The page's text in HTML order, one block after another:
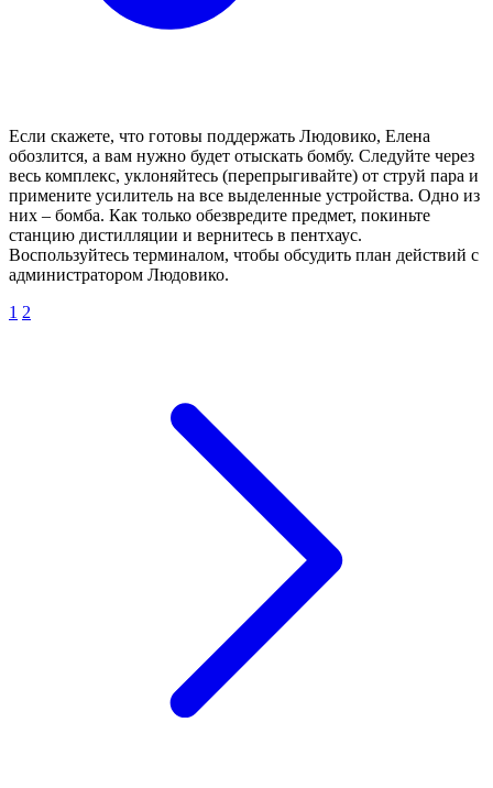
Если скажете, что готовы поддержать Людовико, Елена
обозлится, а вам нужно будет отыскать бомбу. Следуйте через
весь комплекс, уклоняйтесь (перепрыгивайте) от струй пара и
примените усилитель на все выделенные устройства. Одно из
них – бомба. Как только обезвредите предмет, покиньте
станцию дистилляции и вернитесь в пентхаус.
Воспользуйтесь терминалом, чтобы обсудить план действий с
администратором Людовико.
1 2